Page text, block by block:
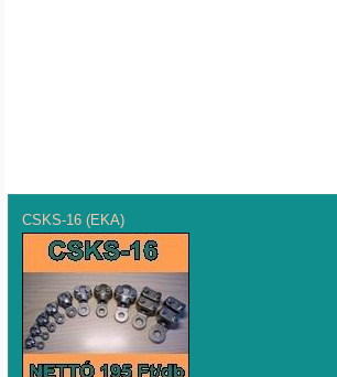
CSKS-16 (EKA)